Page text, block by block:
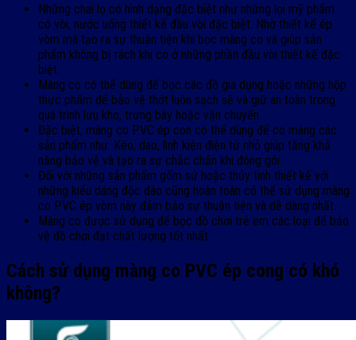
Những chai lọ có hình dạng đặc biệt như những lọi mỹ phẩm
có vòi, nước uống thiết kế đầu vòi đặc biệt. Nhờ thiết kế ép
vòm mà tạo ra sự thuận tiện khi bọc màng co và giúp sản
phẩm không bị rách khi co ở những phần đầu vòi thiết kế đặc
biệt.
Màng co có thể dùng để bọc các đồ gia dụng hoặc những hộp
thực phẩm để bảo vệ thớt luôn sạch sẽ và giữ an toàn trong
quá trình lưu kho, trưng bày hoặc vận chuyển.
Đặc biệt, màng co PVC ép con có thể dùng để co màng các
sản phẩm như: Kéo, dao, linh kiện điện tử nhỏ giúp tăng khả
năng bảo vệ và tạo ra sự chắc chắn khi đóng gói.
Đối với những sản phẩm gốm sứ hoặc thủy tinh thiết kế với
những kiểu dáng độc đáo cũng hoàn toàn có thể sử dụng màng
co PVC ép vòm này đảm bảo sự thuận tiện và dễ dàng nhất.
Màng co được sử dụng để bọc đồ chơi trẻ em các loại để bảo
vệ đồ chơi đạt chất lượng tốt nhất.
Cách sử dụng màng co PVC ép cong có khó
không?